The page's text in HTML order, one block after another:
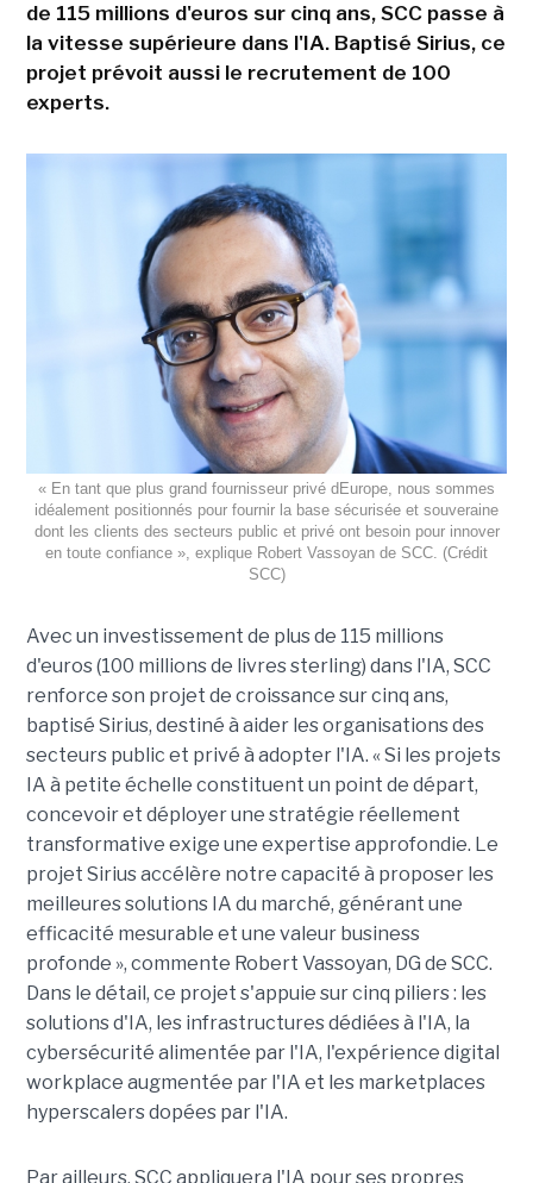
de 115 millions d'euros sur cinq ans, SCC passe à
la vitesse supérieure dans l'IA. Baptisé Sirius, ce
projet prévoit aussi le recrutement de 100
experts.
« En tant que plus grand fournisseur privé dEurope, nous sommes
idéalement positionnés pour fournir la base sécurisée et souveraine
dont les clients des secteurs public et privé ont besoin pour innover
en toute confiance », explique Robert Vassoyan de SCC. (Crédit
SCC)
Avec un investissement de plus de 115 millions
d'euros (100 millions de livres sterling) dans l'IA, SCC
renforce son projet de croissance sur cinq ans,
baptisé Sirius, destiné à aider les organisations des
secteurs public et privé à adopter l'IA. « Si les projets
IA à petite échelle constituent un point de départ,
concevoir et déployer une stratégie réellement
transformative exige une expertise approfondie. Le
projet Sirius accélère notre capacité à proposer les
meilleures solutions IA du marché, générant une
efficacité mesurable et une valeur business
profonde », commente Robert Vassoyan, DG de SCC.
Dans le détail, ce projet s'appuie sur cinq piliers : les
solutions d'IA, les infrastructures dédiées à l'IA, la
cybersécurité alimentée par l'IA, l'expérience digital
workplace augmentée par l'IA et les marketplaces
hyperscalers dopées par l'IA.
Par ailleurs, SCC appliquera l'IA pour ses propres